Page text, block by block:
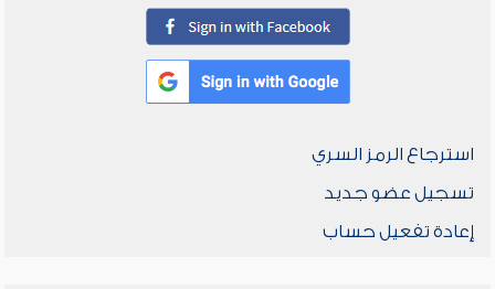
استرجاع الرمز السري
تسجيل عضو جديد
إعادة تفعيل حساب